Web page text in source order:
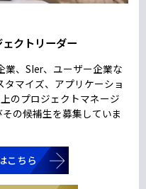
クトリーダー
、SIer、ユーザー企業な
マイズ、アプリケーショ
のプロジェクトマネージ
の候補生を募集していま
こちら